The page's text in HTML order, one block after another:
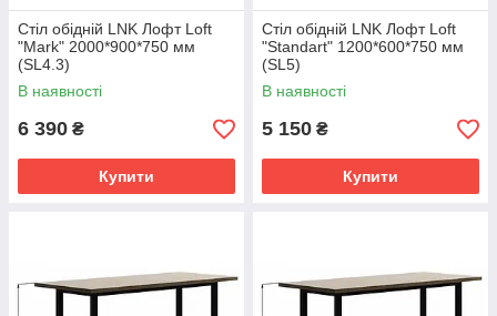
Стіл обідній LNK Лофт Loft
"Mark" 2000*900*750 мм
(SL4.3)
В наявності
6 390 ₴
Купити
Стіл обідній LNK Лофт Loft
"Standart" 1200*600*750 мм
(SL5)
В наявності
5 150 ₴
Купити